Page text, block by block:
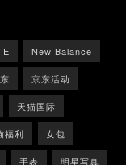
New Balance
京东活动
天猫国际
福利 女包
手表 明星写真